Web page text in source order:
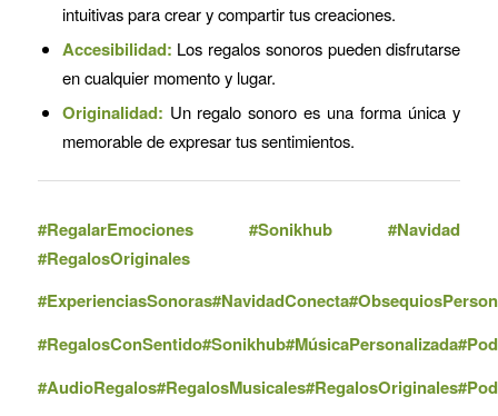
intuitivas para crear y compartir tus creaciones.
Accesibilidad: Los regalos sonoros pueden disfrutarse
en cualquier momento y lugar.
Originalidad: Un regalo sonoro es una forma única y
memorable de expresar tus sentimientos.
#RegalarEmociones #Sonikhub #Navidad
#RegalosOriginales
#ExperienciasSonoras#NavidadConecta
#RegalosConSentido#Sonikhub#MúsicaPersonalizada
#AudioRegalos#RegalosMusicales#RegalosOriginales